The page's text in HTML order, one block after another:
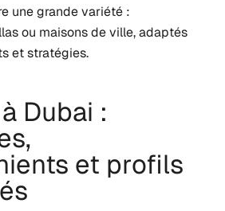
une grande variété :
ou maisons de ville, adaptés
et stratégies.
Dubai :
et profils